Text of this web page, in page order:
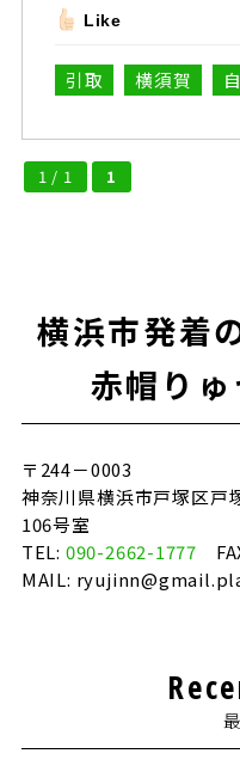
Like
引取 横須賀
1 / 1 1
横浜市発着
赤帽り
〒244－0003
神奈川県横浜市戸塚区
106号室
TEL: 090-2662-1777
MAIL: